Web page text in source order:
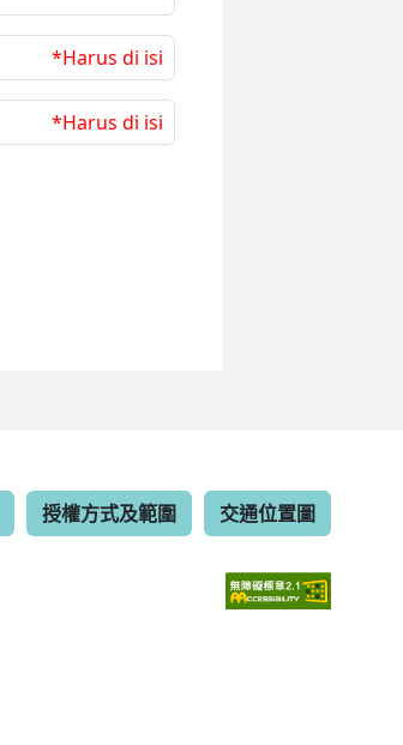
*Harus di isi
*Harus di isi
授權方式及範圍 交通位置圖